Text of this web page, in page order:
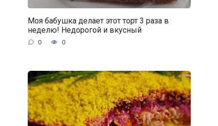
Моя бабушка делает этот торт 3 раза в
неделю! Недорогой и вкусный
0 0